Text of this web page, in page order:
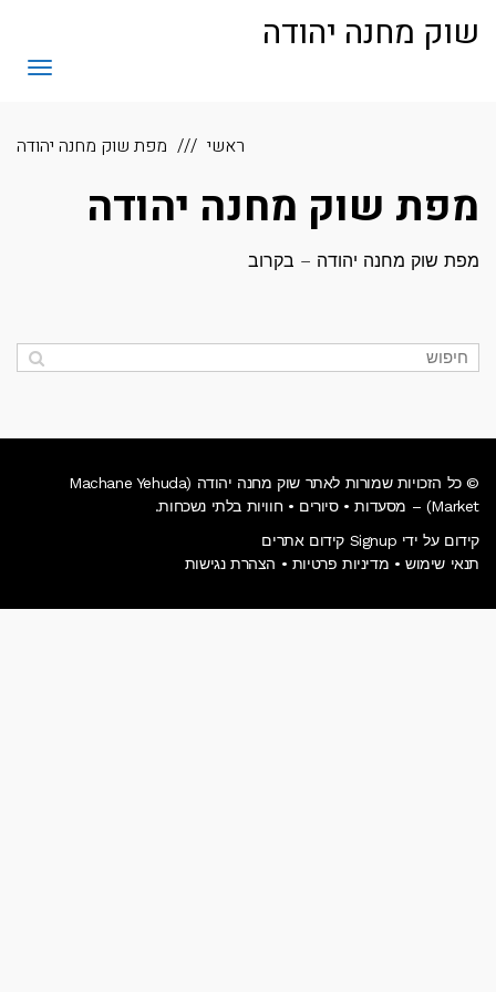
שוק מחנה יהודה
ראשי מפת שוק מחנה יהודה
מפת שוק מחנה יהודה
מפת שוק מחנה יהודה – בקרוב
© כל הזכויות שמורות לאתר שוק מחנה יהודה (Machane Yehuda
Market) – מסעדות • סיורים • חוויות בלתי נשכחות.
קידום על ידי Signup קידום אתרים
תנאי שימוש • מדיניות פרטיות • הצהרת נגישות